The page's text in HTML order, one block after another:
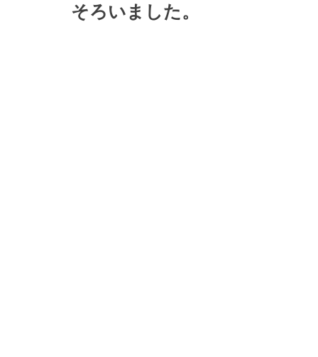
そろいました。